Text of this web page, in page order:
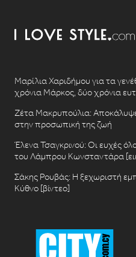
Μαρίλια Χαριδήμου για τα
χρόνια Μάρκος, δύο χρόνια
Ζέτα Μακρυπούλια:
στην προσωπική της ζωή
Έλενα Τσαγκρινού: Οι ευχές
του Λάμπρου Κωνσταντάρα
Σάκης Ρουβάς: Η ξεχωριστή
Κύθνο [βίντεο]